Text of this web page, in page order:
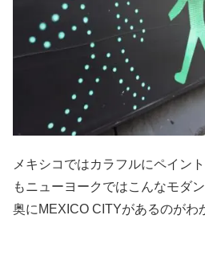
メキシコではカラフルにペイン
もニューヨークではこんなモダ
奥にMEXICO CITYがあるのがわ